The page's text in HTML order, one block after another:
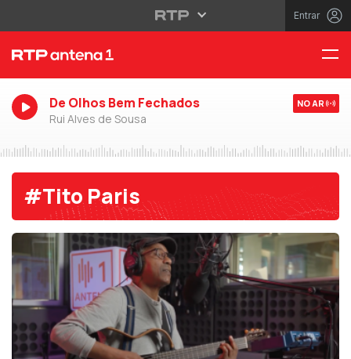
Entrar
De Olhos Bem Fechados
Rui Alves de Sousa
NO AR
#Tito Paris